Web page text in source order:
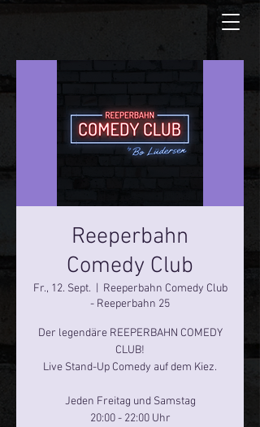
Reeperbahn
Comedy Club
Fr., 12. Sept.
Reeperbahn Comedy Club
- Reeperbahn 25
Der legendäre REEPERBAHN COMEDY
CLUB!
Live Stand-Up Comedy auf dem Kiez.
Jeden Freitag und Samstag
20:00 - 22:00 Uhr